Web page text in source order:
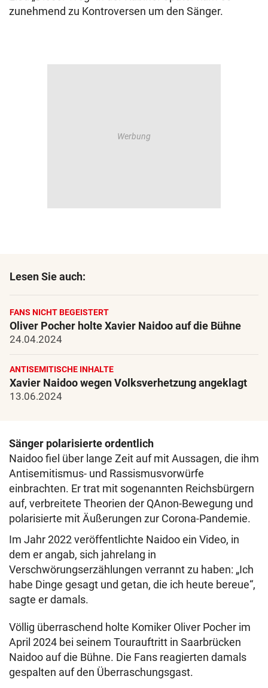
zunehmend zu Kontroversen um den Sänger.
Lesen Sie auch:
FANS NICHT BEGEISTERT
Oliver Pocher holte Xavier Naidoo auf die Bühne
24.04.2024
ANTISEMITISCHE INHALTE
Xavier Naidoo wegen Volksverhetzung angeklagt
13.06.2024
Sänger polarisierte ordentlich
Naidoo fiel über lange Zeit auf mit Aussagen, die ihm
Antisemitismus- und Rassismusvorwürfe
einbrachten. Er trat mit sogenannten Reichsbürgern
auf, verbreitete Theorien der QAnon-Bewegung und
polarisierte mit Äußerungen zur Corona-Pandemie.
Im Jahr 2022 veröffentlichte Naidoo ein Video, in
dem er angab, sich jahrelang in
Verschwörungserzählungen verrannt zu haben: „Ich
habe Dinge gesagt und getan, die ich heute bereue“,
sagte er damals.
Völlig überraschend holte Komiker Oliver Pocher im
April 2024 bei seinem Tourauftritt in Saarbrücken
Naidoo auf die Bühne. Die Fans reagierten damals
gespalten auf den Überraschungsgast.